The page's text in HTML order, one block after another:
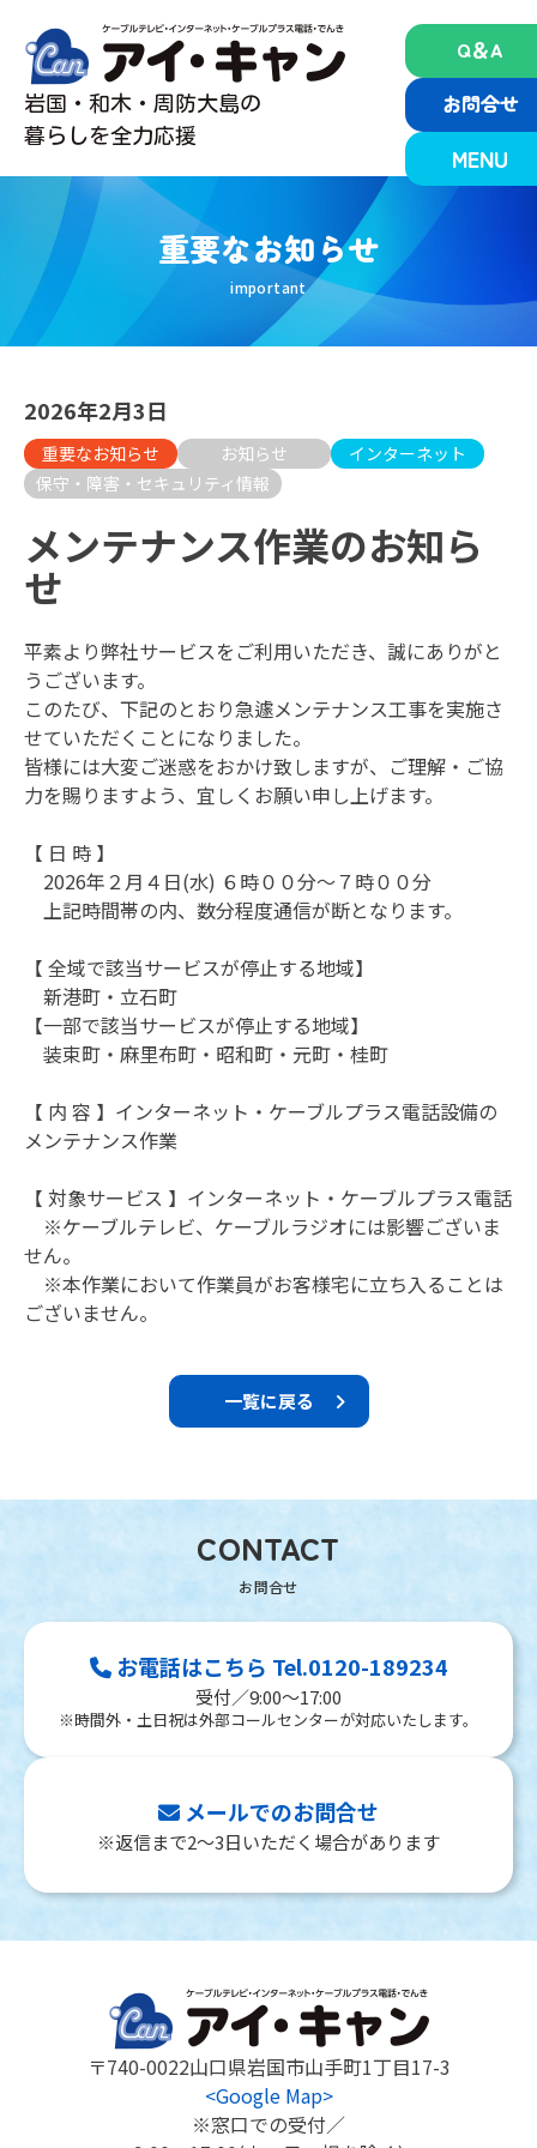
content
岩国・和木・周防大島の
暮らしを全力応援
Q＆A
お問合せ
MENU
重要なお知らせ
2026年2月3日
重要なお知らせ お知らせ
インターネット
保守・障害・セキュリティ情報
メンテナンス作業のお知ら
せ
平素より弊社サービスをご利用いただき、誠にありがと
うございます。
このたび、下記のとおり急遽メンテナンス工事を実施さ
せていただくことになりました。
皆様には大変ご迷惑をおかけ致しますが、ご理解・ご協
力を賜りますよう、宜しくお願い申し上げます。
【 日 時 】
2026年２月４日(水) ６時００分～７時００分
上記時間帯の内、数分程度通信が断となります。
【 全域で該当サービスが停止する地域】
新港町・立石町
【一部で該当サービスが停止する地域】
装束町・麻里布町・昭和町・元町・桂町
【 内 容 】インターネット・ケーブルプラス電話設備の
メンテナンス作業
【 対象サービス 】インターネット・ケーブルプラス電話
※ケーブルテレビ、ケーブルラジオには影響ございま
せん。
※本作業において作業員がお客様宅に立ち入ることは
ございません。
一覧に戻る
CONTACT
お電話はこちら Tel.0120-189234
受付／9:00～17:00
※時間外・土日祝は外部コールセンターが対応いたします。
メールでのお問合せ
※返信まで2～3日いただく場合があります
〒740-0022山口県岩国市山手町1丁目17-3
<Google Map>
※窓口での受付／